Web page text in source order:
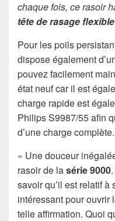
chaque fois, ce rasoir
tête de rasage flexible
Pour les poils
dispose également
pouvez facilement
état neuf car il est
charge rapide est
Philips S9987/55 afin
d’une charge complète.
« Une douceur
rasoir de lasérie 9000
savoir qu’il est relatif
intéressant pour ouvrir
telle affirmation. Quoi